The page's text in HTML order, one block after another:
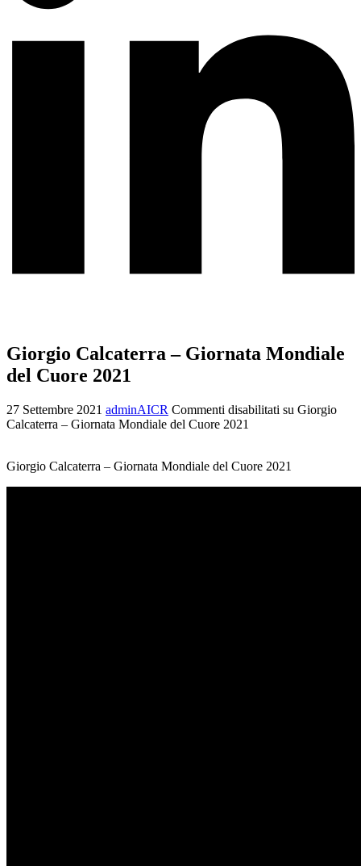
Giorgio Calcaterra – Giornata Mondiale
del Cuore 2021
27 Settembre 2021 adminAICR Commenti disabilitati su Giorgio
Calcaterra – Giornata Mondiale del Cuore 2021
Giorgio Calcaterra – Giornata Mondiale del Cuore 2021